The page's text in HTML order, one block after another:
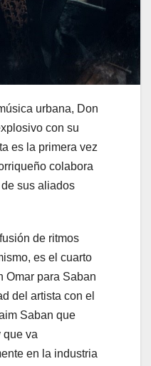
urbana, Don
con su
es la primera vez
colabora
sus aliados
de ritmos
es el cuarto
Omar para Saban
del artista con el
Saban que
que va
en la industria